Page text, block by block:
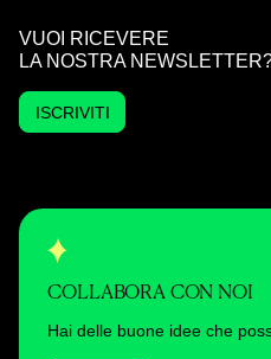
VUOI RICEVERE
LA NOSTRA
ISCRIVITI
COLLABORA CON NOI
Hai delle buone idee che